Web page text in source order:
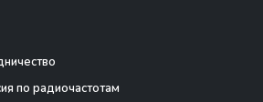
по радиочастотам